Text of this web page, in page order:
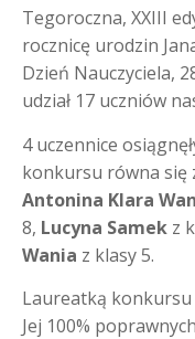
Tegoroczna, XXIII
rocznicę urodzin
Dzień Nauczyciela,
udział 17 uczniów
4 uczennice
konkursu równa się
Antonina Klara
8, Lucyna Samek z
Wania z klasy 5.
Laureatką konkursu
Jej 100%